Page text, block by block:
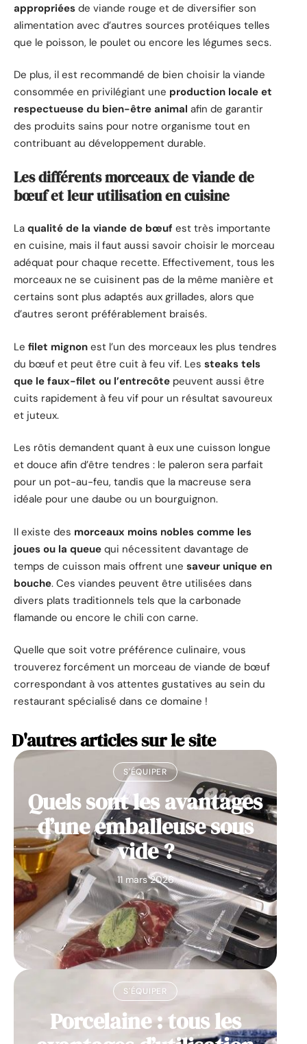
appropriées de viande rouge et de diversifier son
alimentation avec d’autres sources protéiques telles
que le poisson, le poulet ou encore les légumes secs.
De plus, il est recommandé de bien choisir la viande
consommée en privilégiant une production locale et
respectueuse du bien-être animal afin de garantir
des produits sains pour notre organisme tout en
contribuant au développement durable.
Les différents morceaux de viande de
bœuf et leur utilisation en cuisine
La qualité de la viande de bœuf est très importante
en cuisine, mais il faut aussi savoir choisir le morceau
adéquat pour chaque recette. Effectivement, tous les
morceaux ne se cuisinent pas de la même manière et
certains sont plus adaptés aux grillades, alors que
d’autres seront préférablement braisés.
Le filet mignon est l’un des morceaux les plus tendres
du bœuf et peut être cuit à feu vif. Les steaks tels
que le faux-filet ou l’entrecôte peuvent aussi être
cuits rapidement à feu vif pour un résultat savoureux
et juteux.
Les rôtis demandent quant à eux une cuisson longue
et douce afin d’être tendres : le paleron sera parfait
pour un pot-au-feu, tandis que la macreuse sera
idéale pour une daube ou un bourguignon.
Il existe des morceaux moins nobles comme les
joues ou la queue qui nécessitent davantage de
temps de cuisson mais offrent une saveur unique en
bouche. Ces viandes peuvent être utilisées dans
divers plats traditionnels tels que la carbonade
flamande ou encore le chili con carne.
Quelle que soit votre préférence culinaire, vous
trouverez forcément un morceau de viande de bœuf
correspondant à vos attentes gustatives au sein du
restaurant spécialisé dans ce domaine !
D'autres articles sur le site
S'ÉQUIPER
Quels sont les avantages
d’une emballeuse sous
vide ?
11 mars 2026
S'ÉQUIPER
Porcelaine : tous les